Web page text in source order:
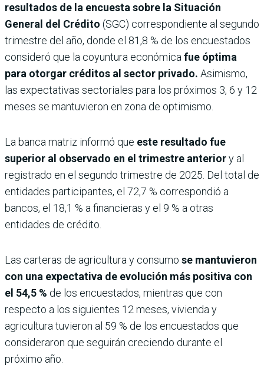
resultados de la encuesta sobre la Situación
General del Crédito (SGC) correspondiente al segundo
trimestre del año, donde el 81,8 % de los encuestados
consideró que la coyuntura económica fue óptima
para otorgar créditos al sector privado. Asimismo,
las expectativas sectoriales para los próximos 3, 6 y 12
meses se mantuvieron en zona de optimismo.
La banca matriz informó que este resultado fue
superior al observado en el trimestre anteriory al
registrado en el segundo trimestre de 2025. Del total de
entidades participantes, el 72,7 % correspondió a
bancos, el 18,1 % a financieras y el 9 % a otras
entidades de crédito.
Las carteras de agricultura y consumo se mantuvieron
con una expectativa de evolución más positiva con
el 54,5 % de los encuestados, mientras que con
respecto a los siguientes 12 meses, vivienda y
agricultura tuvieron al 59 % de los encuestados que
consideraron que seguirán creciendo durante el
próximo año.